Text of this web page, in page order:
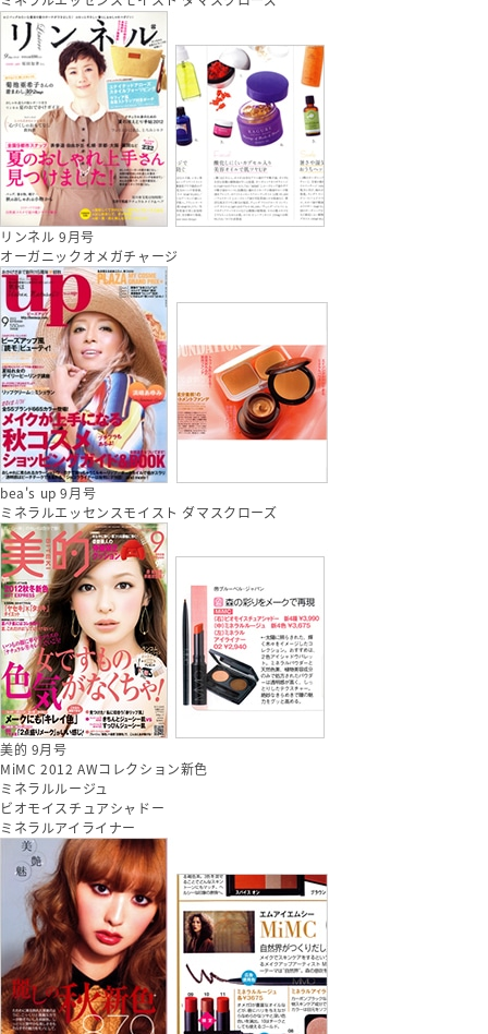
リンネル 9月号
オーガニックオメガチャージ
bea's up 9月号
ミネラルエッセンスモイスト ダマスクローズ
美的 9月号
MiMC 2012 AWコレクション新色
ミネラルルージュ
ビオモイスチュアシャドー
ミネラルアイライナー